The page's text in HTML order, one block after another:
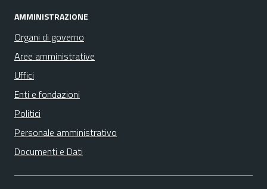
AMMINISTRAZIONE
Organi di governo
Aree amministrative
Uffici
Enti e fondazioni
Politici
Personale amministrativo
Documenti e Dati